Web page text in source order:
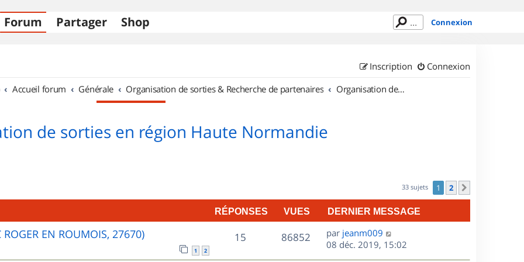
Forum Partager Shop Connexion
Connexion
Inscription
Accueil forum Générale Organisation de sorties & Recherche de partenaires Organisation de sorties en région Haute Normandie
de sorties en région Haute Normandie
33 sujets 1 2
RÉPONSES VUES DERNIER MESSAGE
EN ROUMOIS, 27670)
1 2
15R
é
86852V
u
D
e
par jeanm009
08 déc. 2019, 15:02